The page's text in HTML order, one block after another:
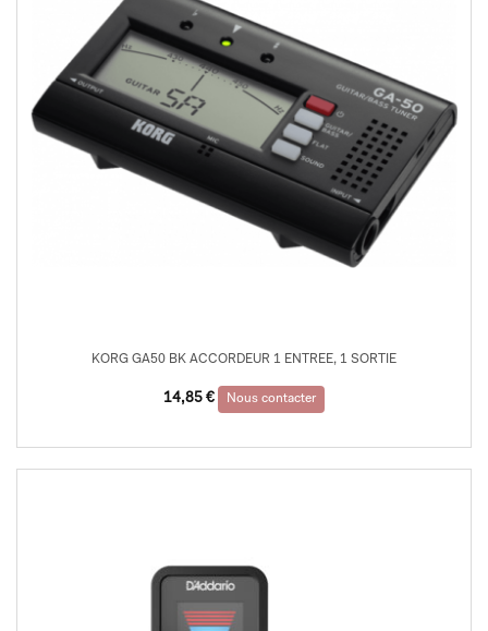
KORG GA50 BK ACCORDEUR 1 ENTREE, 1 SORTIE
14,85 € Nous contacter